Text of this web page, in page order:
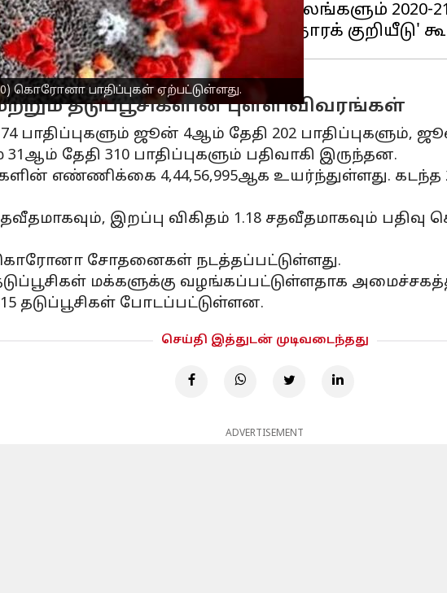
கொரோனா பாதிப்புகள் ஏற்பட்டுள்ளது.
ஆகிய மூன்று தென் மாநிலங்களும்
தடுப்பூசிகளின் புள்ளிவிவரங்கள்
பாதிப்புகளும் ஜூன் 4ஆம் தேதி 202 பாதிப்புகளும்,
31ஆம் தேதி 310 பாதிப்புகளும் பதிவாகி இருந்தன.
எண்ணிக்கை 4,44,56,995ஆக உயர்ந்துள்ளது. கடந்த
இறப்பு விகிதம் 1.18 சதவீதமாகவும்
கொரோனா சோதனைகள் நடத்தப்பட்டுள்ளது.
தடுப்பூசிகள் மக்களுக்கு வழங்கப்பட்டுள்ளதாக
தடுப்பூசிகள் போடப்பட்டுள்ளன.
செய்தி இத்துடன் முடிவடைந்தது
ADVERTISEMENT